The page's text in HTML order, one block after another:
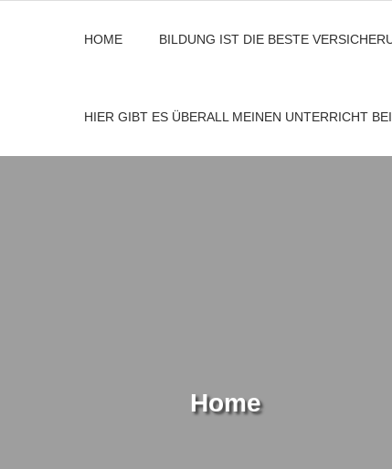
HOME BILDUNG IST DIE BESTE
HIER GIBT ES ÜBERALL MEINEN UNTERRICHT
Home